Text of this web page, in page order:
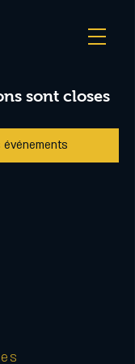
sont closes